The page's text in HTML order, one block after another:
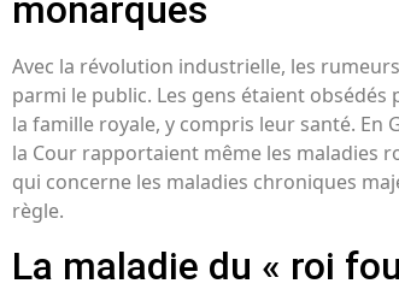
monarques
Avec la révolution industrielle, les
parmi le public. Les gens étaient
la famille royale, y compris leur santé.
la Cour rapportaient même les maladies
qui concerne les maladies chroniques
règle.
La maladie du « roi